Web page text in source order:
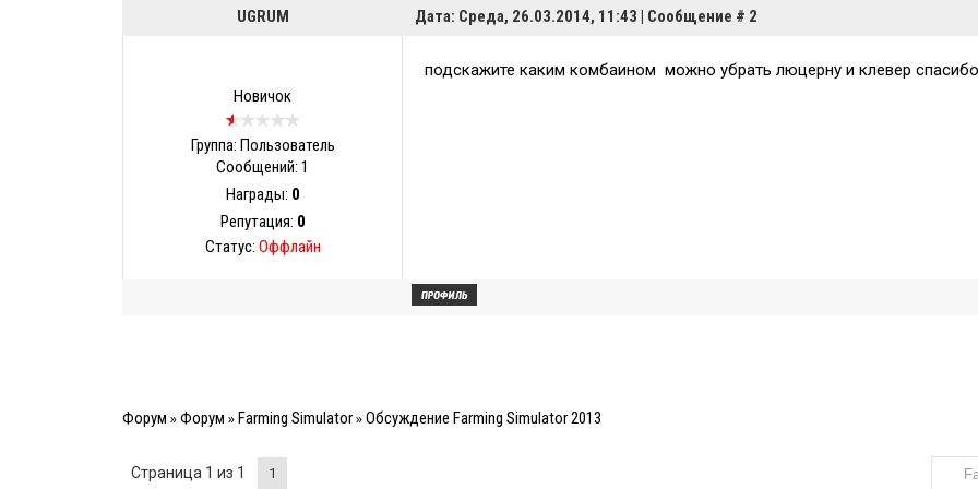
UGRUM Дата: Среда, 26.03.2014, 11:43 | Сообщение # 2
Новичок
Группа: Пользователь
Сообщений: 1
Награды: 0
Репутация: 0
Статус: Оффлайн
подскажите каким комбаином можно убрать люцерну и клевер спасибо
Форум »Форум »Farming Simulator»Обсуждение Farming Simulator 2013
Страница 1 из 1 1